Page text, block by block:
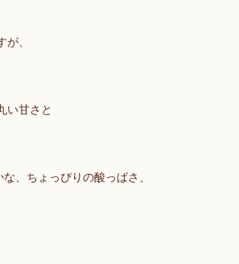
、
い甘さと
、ちょっぴりの酸っぱさ、